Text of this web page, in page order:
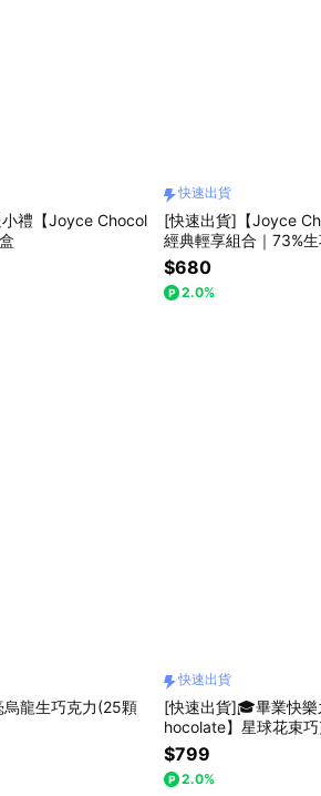
禮【Joyce Chocol
快速出貨
[快速出貨]【Joyce
經典輕享組合｜73%
$680
2.0%
烏龍生巧克力(25顆
快速出貨
[快速出貨]🎓畢業快
hocolate】星球花束
$799
2.0%